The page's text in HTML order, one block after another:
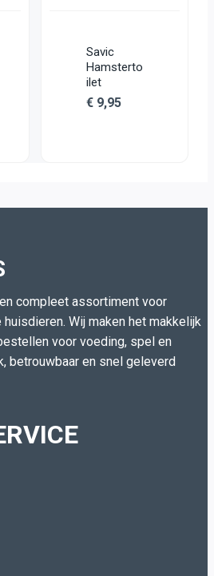
Savic
Hamsterto
ilet
€ 9,95
compleet assortiment voor
huisdieren. Wij maken het makkelijk
voor voeding, spel en
betrouwbaar en snel geleverd